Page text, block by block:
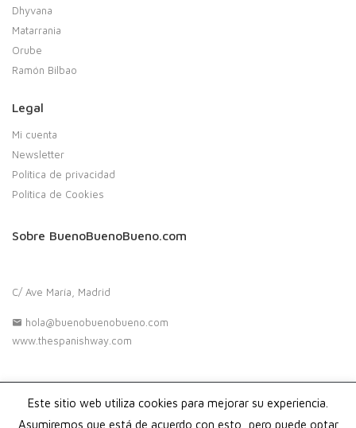
Dhyvana
Matarrania
Orube
Ramón Bilbao
Legal
Mi cuenta
Newsletter
Política de privacidad
Política de Cookies
Sobre BuenoBuenoBueno.com
C/ Ave María, Madrid
hola@buenobuenobueno.com
www.thespanishway.com
Copyright 2020. Buenobuenobueno.com - Todos los derechos
reservados
Este sitio web utiliza cookies para mejorar su experiencia.
Asumiremos que está de acuerdo con esto, pero puede optar